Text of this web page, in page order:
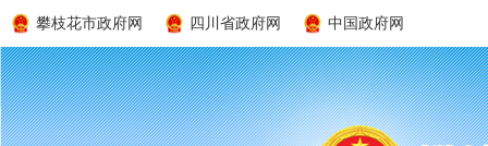
攀枝花市政府网 四川省政府网 中国政府网